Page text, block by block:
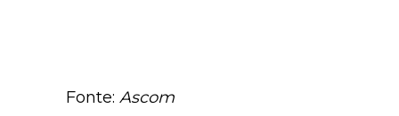
Fonte: Ascom